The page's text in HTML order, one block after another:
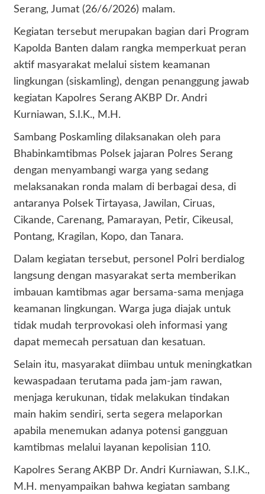
Serang, Jumat (26/6/2026) malam.
Kegiatan tersebut merupakan bagian dari Program
Kapolda Banten dalam rangka memperkuat peran
aktif masyarakat melalui sistem keamanan
lingkungan (siskamling), dengan penanggung jawab
kegiatan Kapolres Serang AKBP Dr. Andri
Kurniawan, S.I.K., M.H.
Sambang Poskamling dilaksanakan oleh para
Bhabinkamtibmas Polsek jajaran Polres Serang
dengan menyambangi warga yang sedang
melaksanakan ronda malam di berbagai desa, di
antaranya Polsek Tirtayasa, Jawilan, Ciruas,
Cikande, Carenang, Pamarayan, Petir, Cikeusal,
Pontang, Kragilan, Kopo, dan Tanara.
Dalam kegiatan tersebut, personel Polri berdialog
langsung dengan masyarakat serta memberikan
imbauan kamtibmas agar bersama-sama menjaga
keamanan lingkungan. Warga juga diajak untuk
tidak mudah terprovokasi oleh informasi yang
dapat memecah persatuan dan kesatuan.
Selain itu, masyarakat diimbau untuk meningkatkan
kewaspadaan terutama pada jam-jam rawan,
menjaga kerukunan, tidak melakukan tindakan
main hakim sendiri, serta segera melaporkan
apabila menemukan adanya potensi gangguan
kamtibmas melalui layanan kepolisian 110.
Kapolres Serang AKBP Dr. Andri Kurniawan, S.I.K.,
M.H. menyampaikan bahwa kegiatan sambang